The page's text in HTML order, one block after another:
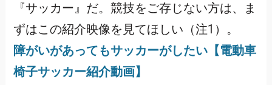
『サッカー』だ。競技をご存じない方は、ま
ずはこの紹介映像を見てほしい（注1）。
障がいがあってもサッカーがしたい【電動車
椅子サッカー紹介動画】